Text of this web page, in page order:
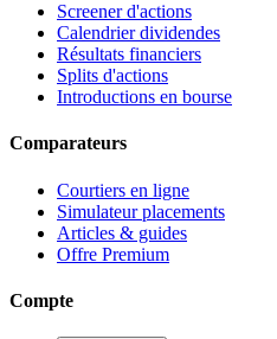
Screener d'actions
Calendrier dividendes
Résultats financiers
Splits d'actions
Introductions en bourse
Comparateurs
Courtiers en ligne
Simulateur placements
Articles & guides
Offre Premium
Compte